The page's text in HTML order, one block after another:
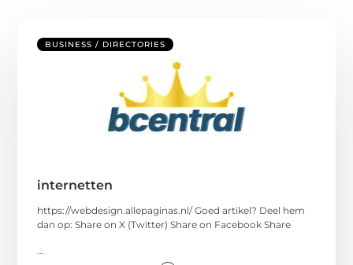
BUSINESS / DIRECTORIES
internetten
https://webdesign.allepaginas.nl/ Goed artikel? Deel hem
dan op: Share on X (Twitter) Share on Facebook Share